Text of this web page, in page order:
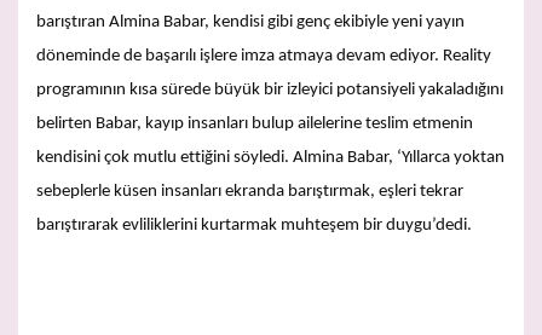
barıştıran Almina Babar, kendisi gibi genç ekibiyle yeni yayın
döneminde de başarılı işlere imza atmaya devam ediyor. Reality
programının kısa sürede büyük bir izleyici potansiyeli yakaladığını
belirten Babar, kayıp insanları bulup ailelerine teslim etmenin
kendisini çok mutlu ettiğini söyledi. Almina Babar, ‘Yıllarca yoktan
sebeplerle küsen insanları ekranda barıştırmak, eşleri tekrar
barıştırarak evliliklerini kurtarmak muhteşem bir duygu’dedi.